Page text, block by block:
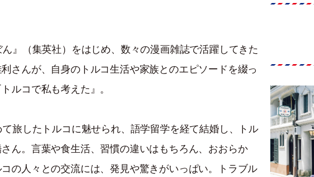
』（集英社）をはじめ、数々の漫画雑誌で活躍してきた
さんが、自身のトルコ生活や家族とのエピソードを綴っ
ルコで私も考えた』。
旅したトルコに魅せられ、語学留学を経て結婚し、トル
ん。言葉や食生活、習慣の違いはもちろん、おおらか
コの人々との交流には、発見や驚きがいっぱい。トラブル